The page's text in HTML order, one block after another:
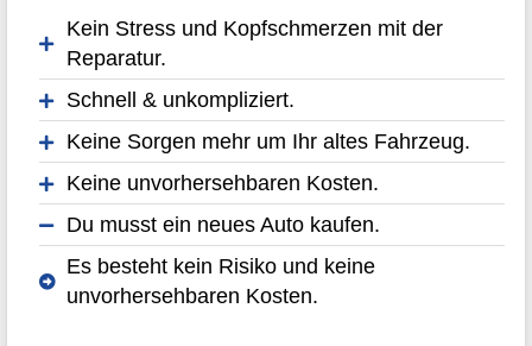
Kein Stress und Kopfschmerzen mit der
Reparatur.
Schnell & unkompliziert.
Keine Sorgen mehr um Ihr altes Fahrzeug.
Keine unvorhersehbaren Kosten.
Du musst ein neues Auto kaufen.
Es besteht kein Risiko und keine
unvorhersehbaren Kosten.